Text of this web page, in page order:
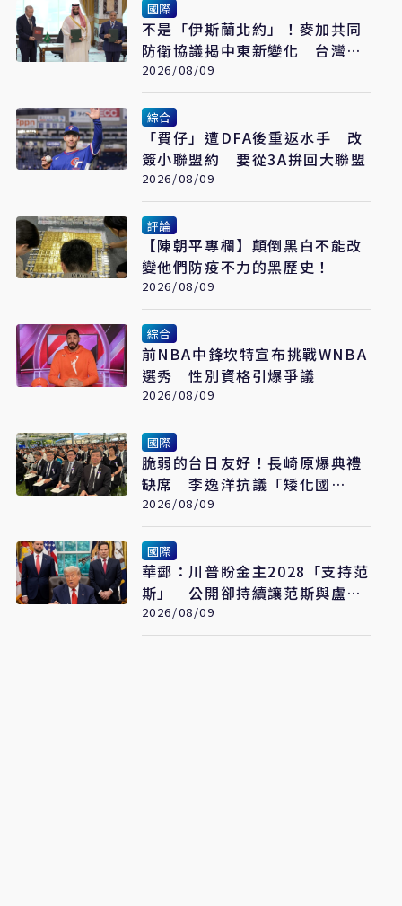
國際
不是「伊斯蘭北約」！麥加共同
防衛協議揭中東新變化 台灣該
看懂「多層次安全」
2026/08/09
綜合
「費仔」遭DFA後重返水手 改
簽小聯盟約 要從3A拚回大聯盟
2026/08/09
評論
【陳朝平專欄】顛倒黑白不能改
變他們防疫不力的黑歷史！
2026/08/09
綜合
前NBA中鋒坎特宣布挑戰WNBA
選秀 性別資格引爆爭議
2026/08/09
國際
脆弱的台日友好！長崎原爆典禮
缺席 李逸洋抗議「矮化國
格」：日媒揭長崎特殊安排
2026/08/09
國際
華郵：川普盼金主2028「支持范
斯」 公開卻持續讓范斯與盧比
奧較勁接班
2026/08/09